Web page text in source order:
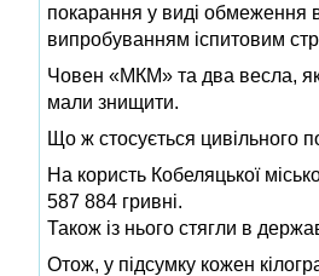
покарання у виді обмеження
випробуванням іспитовим
Човен «МКМ» та два весла,
мали знищити.
Що ж стосується цивільного
На користь Кобеляцької
587 884 гривні.
Також із нього стягли в
Отож, у підсумку кожен